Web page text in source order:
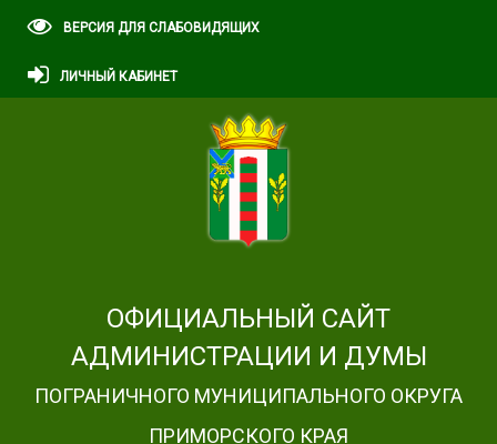
ВЕРСИЯ ДЛЯ СЛАБОВИДЯЩИХ
ЛИЧНЫЙ КАБИНЕТ
ОФИЦИАЛЬНЫЙ САЙТ
АДМИНИСТРАЦИИ И ДУМЫ
ПОГРАНИЧНОГО МУНИЦИПАЛЬНОГО ОКРУГА
ПРИМОРСКОГО КРАЯ